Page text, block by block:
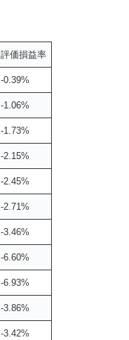
評価損益率
-0.39%
-1.06%
-1.73%
-2.15%
-2.45%
-2.71%
-3.46%
-6.60%
-6.93%
-3.86%
-3.42%